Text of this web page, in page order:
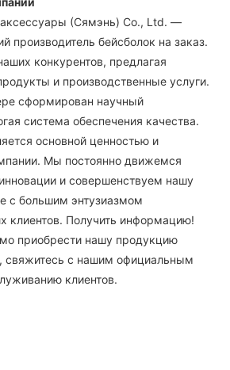
(Сямэнь) Co., Ltd. —
производитель бейсболок на заказ.
конкурентов, предлагая
и производственные услуги.
сформирован научный
система обеспечения качества.
основной ценностью и
Мы постоянно движемся
и совершенствуем нашу
с большим энтузиазмом
клиентов. Получить информацию!
приобрести нашу продукцию
свяжитесь с нашим официальным
клиентов.